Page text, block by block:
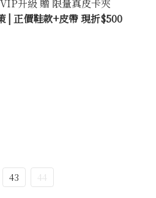
升級 贈 限量真皮卡夾
| 正價鞋款+皮帶 現折$500
43 44